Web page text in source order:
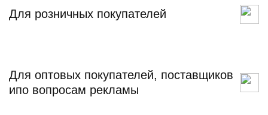
Для розничных покупателей
Для оптовых покупателей, поставщиков
ипо вопросам рекламы